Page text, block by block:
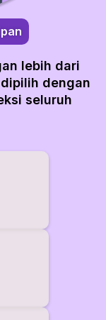
lebih dari
dengan
seluruh